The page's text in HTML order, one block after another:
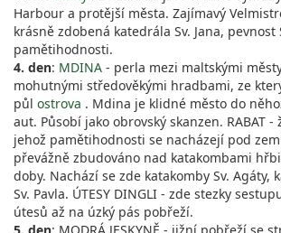
Harbour a protější města. Zajímavý
krásně zdobená katedrála Sv. Jana, pevnost
pamětihodnosti.
4. den: MDINA - perla mezi maltskými
mohutnými středověkými hradbami, ze
půl ostrova . Mdina je klidné město do
aut. Působí jako obrovský skanzen. RABAT -
jehož pamětihodnosti se nacházejí pod
převážně zbudováno nad katakombami
doby. Nachází se zde katakomby Sv. Agáty,
Sv. Pavla. ÚTESY DINGLI - zde stezky
útesů až na úzký pás pobřeží.